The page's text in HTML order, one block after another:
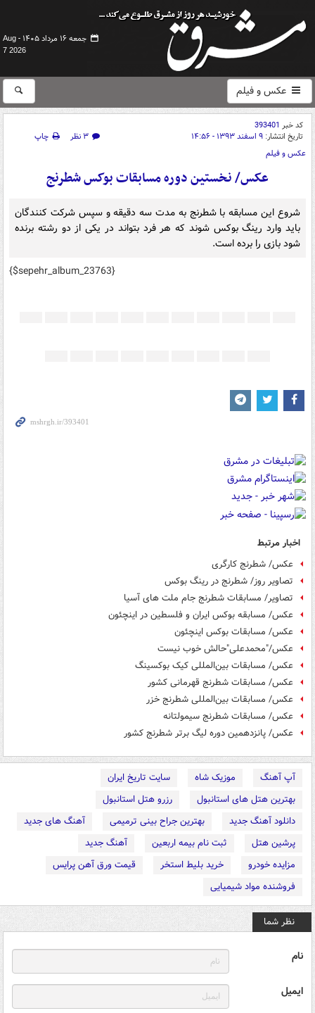
جمعه ۱۶ مرداد ۱۴۰۵ -
Aug
7 2026
عکس و فیلم
کد خبر 393401
تاریخ انتشار: ۹ اسفند ۱۳۹۳ - ۱۴:۵۶ ۳ نظر
چاپ
عکس و فیلم
عکس/ نخستین دوره مسابقات بوکس شطرنج
شروع این مسابقه با شطرنج به مدت سه دقیقه و سپس شرکت کنندگان
باید وارد رینگ بوکس شوند که هر فرد بتواند در یکی از دو رشته برنده
شود بازی را برده است.
{$sepehr_album_23763}
اخبار مرتبط
عکس/ شطرنج کارگری
تصاویر روز/ شطرنج در رینگ بوکس
تصاویر/ مسابقات شطرنج جام ملت های آسیا
عکس/ مسابقه بوکس ایران و فلسطین در اینچئون
عکس/ مسابقات بوکس اینچئون
عکس/"محمدعلی"حالش خوب نیست
عکس/ مسابقات بین‌المللی کیک بوکسینگ
عکس/ مسابقات شطرنج قهرمانی کشور
عکس/ مسابقات بین‌المللی شطرنج خزر
عکس/ مسابقات شطرنج سیمولتانه
عکس/ پانزدهمین دوره لیگ برتر شطرنج کشور
آپ آهنگ موزیک شاه
سایت تاریخ ایران
بهترین هتل های استانبول
رزرو هتل استانبول
دانلود آهنگ جدید
بهترین جراح بینی ترمیمی
آهنگ های جدید
پرشین هتل
ثبت نام بیمه اربعین
آهنگ جدید
مزایده خودرو
خرید بلیط استخر
قیمت ورق آهن پرایس
فروشنده مواد شیمیایی
نظر شما
نام
ایمیل